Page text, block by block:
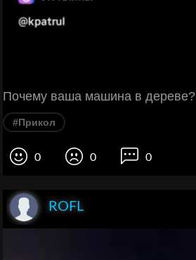
Почему ваша машина в дереве?
#Прикол
0 0 0
ROFL